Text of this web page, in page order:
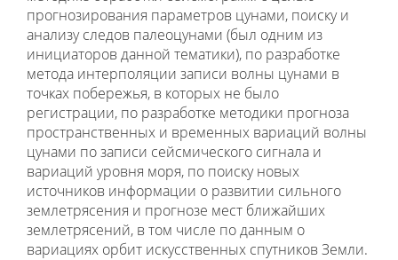
прогнозирования параметров цунами, поиску и
анализу следов палеоцунами (был одним из
инициаторов данной тематики), по разработке
метода интерполяции записи волны цунами в
точках побережья, в которых не было
регистрации, по разработке методики прогноза
пространственных и временных вариаций волны
цунами по записи сейсмического сигнала и
вариаций уровня моря, по поиску новых
источников информации о развитии сильного
землетрясения и прогнозе мест ближайших
землетрясений, в том числе по данным о
вариациях орбит искусственных спутников Земли.